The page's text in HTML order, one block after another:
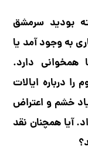
بودید سرمشق
به وجود آمد یا
همخوانی دارد.
درباره ایالات
خشم و اعتراض
آیا همچنان نقد